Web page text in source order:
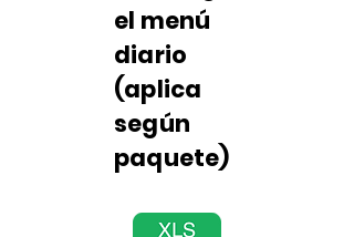
el menú
diario
(aplica
según
paquete)